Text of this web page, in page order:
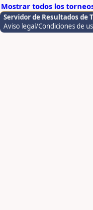
Mostrar todos los
Servidor de Resultados de
Aviso legal/Condiciones de